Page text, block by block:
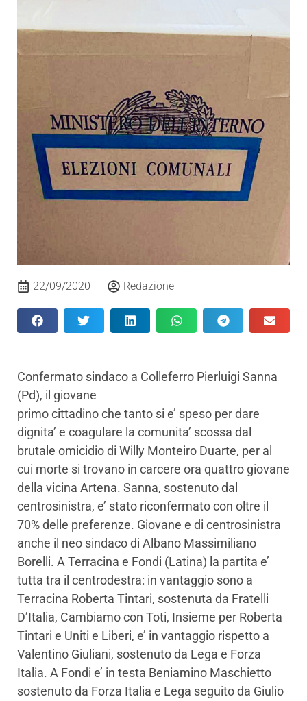
22/09/2020 Redazione
Confermato sindaco a Colleferro Pierluigi Sanna
(Pd), il giovane
primo cittadino che tanto si e’ speso per dare
dignita’ e coagulare la comunita’ scossa dal
brutale omicidio di Willy Monteiro Duarte, per al
cui morte si trovano in carcere ora quattro giovane
della vicina Artena. Sanna, sostenuto dal
centrosinistra, e’ stato riconfermato con oltre il
70% delle preferenze. Giovane e di centrosinistra
anche il neo sindaco di Albano Massimiliano
Borelli. A Terracina e Fondi (Latina) la partita e’
tutta tra il centrodestra: in vantaggio sono a
Terracina Roberta Tintari, sostenuta da Fratelli
D’Italia, Cambiamo con Toti, Insieme per Roberta
Tintari e Uniti e Liberi, e’ in vantaggio rispetto a
Valentino Giuliani, sostenuto da Lega e Forza
Italia. A Fondi e’ in testa Beniamino Maschietto
sostenuto da Forza Italia e Lega seguito da Giulio